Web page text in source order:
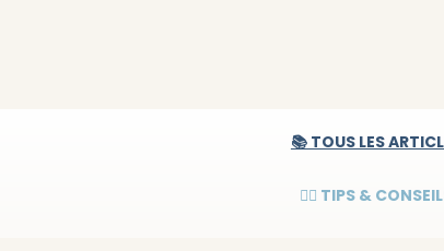
📚 TOUS LES
👌🏻 TIPS &